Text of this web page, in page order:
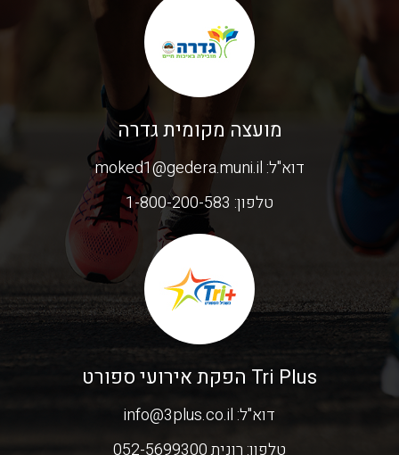
מועצה מקומית גדרה
דוא"ל: moked1@gedera.muni.il
טלפון: 1-800-200-583
Tri Plus הפקת אירועי ספורט
דוא"ל:info@3plus.co.il